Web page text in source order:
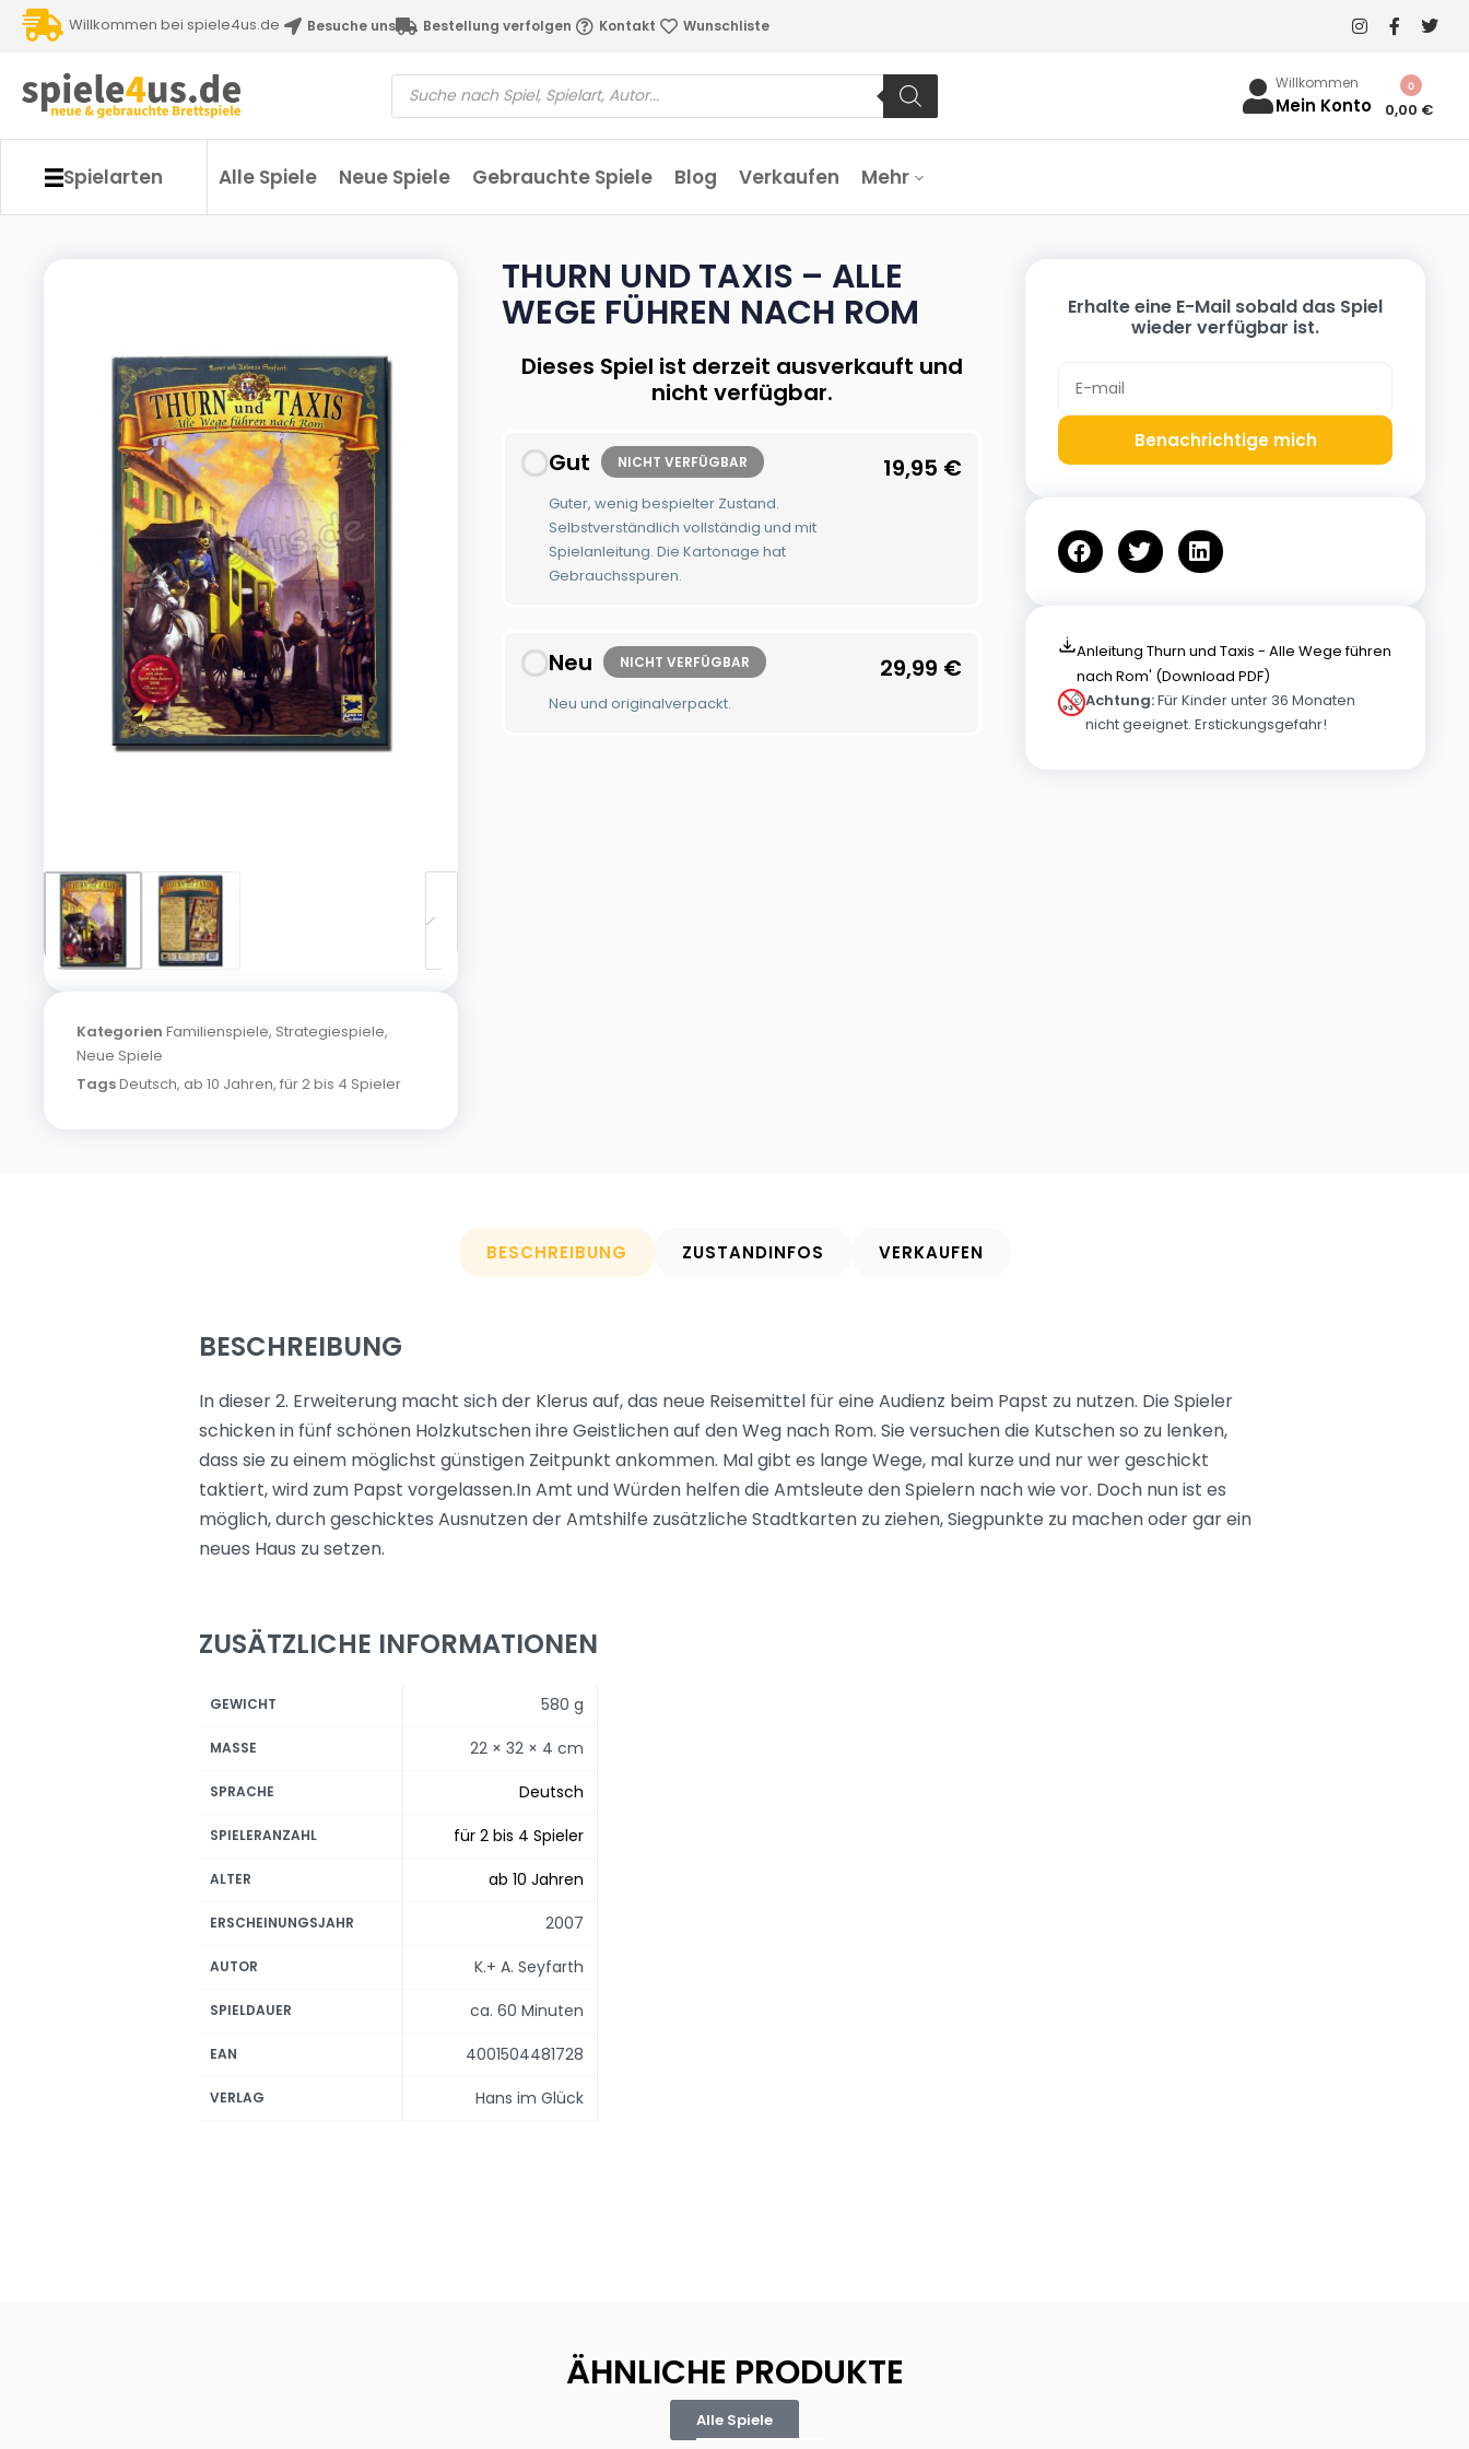
Willkommen bei spiele4us.de Besuche uns Bestellung verfolgen Kontakt Wunschliste
Willkommen
Mein Konto 0,00 €
0
Spielarten Alle Spiele Neue Spiele Gebrauchte Spiele Blog Verkaufen Mehr
Kategorien Familienspiele, Strategiespiele,
Neue Spiele
TagsDeutsch, ab 10 Jahren, für 2 bis 4 Spieler
THURN UND TAXIS – ALLE
WEGE FÜHREN NACH ROM
Dieses Spiel ist derzeit ausverkauft und
nicht verfügbar.
Gut NICHT VERFÜGBAR
Guter, wenig bespielter Zustand.
Selbstverständlich vollständig und mit
Spielanleitung. Die Kartonage hat
Gebrauchsspuren.
19,95 €
Neu NICHT VERFÜGBAR
Neu und originalverpackt.
29,99 €
Erhalte eine E-Mail sobald das Spiel
wieder verfügbar ist.
Benachrichtige mich
Anleitung Thurn und Taxis - Alle Wege führen
nach Rom' (Download PDF)
Achtung:Für Kinder unter 36 Monaten
nicht geeignet. Erstickungsgefahr!
BESCHREIBUNG ZUSTANDINFOS VERKAUFEN
BESCHREIBUNG
In dieser 2. Erweiterung macht sich der Klerus auf, das neue Reisemittel für eine Audienz beim Papst zu nutzen. Die Spieler
schicken in fünf schönen Holzkutschen ihre Geistlichen auf den Weg nach Rom. Sie versuchen die Kutschen so zu lenken,
dass sie zu einem möglichst günstigen Zeitpunkt ankommen. Mal gibt es lange Wege, mal kurze und nur wer geschickt
taktiert, wird zum Papst vorgelassen.In Amt und Würden helfen die Amtsleute den Spielern nach wie vor. Doch nun ist es
möglich, durch geschicktes Ausnutzen der Amtshilfe zusätzliche Stadtkarten zu ziehen, Siegpunkte zu machen oder gar ein
neues Haus zu setzen.
ZUSÄTZLICHE INFORMATIONEN
GEWICHT 580 g
MASSE 22 × 32 × 4 cm
SPRACHE Deutsch
SPIELERANZAHL für 2 bis 4 Spieler
ALTER ab 10 Jahren
ERSCHEINUNGSJAHR 2007
AUTOR K.+ A. Seyfarth
SPIELDAUER ca. 60 Minuten
EAN 4001504481728
VERLAG Hans im Glück
ÄHNLICHE PRODUKTE
Alle Spiele